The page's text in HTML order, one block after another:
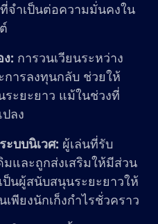
จำเป็นต่อความมั่นคงใน
: การวนเวียนระหว่าง
การลงทุนกลับ ช่วยให้
ะยะยาว แม้ในช่วงที่
ลง
บบนิเวศ: ผู้เล่นที่รับ
มและถูกส่งเสริมให้มีส่วน
ป็นผู้สนับสนุนระยะยาวให้
พียงนักเก็งกำไรชั่วคราว